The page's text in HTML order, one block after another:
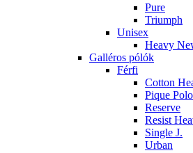
Pure
Triumph
Unisex
Heavy
Galléros pólók
Férfi
Cotton
Pique Polo
Reserve
Resist
Single J.
Urban